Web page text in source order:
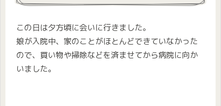
この日は夕方頃に会いに行きました。
娘が入院中、家のことがほとんどできていなかった
ので、買い物や掃除などを済ませてから病院に向か
いました。